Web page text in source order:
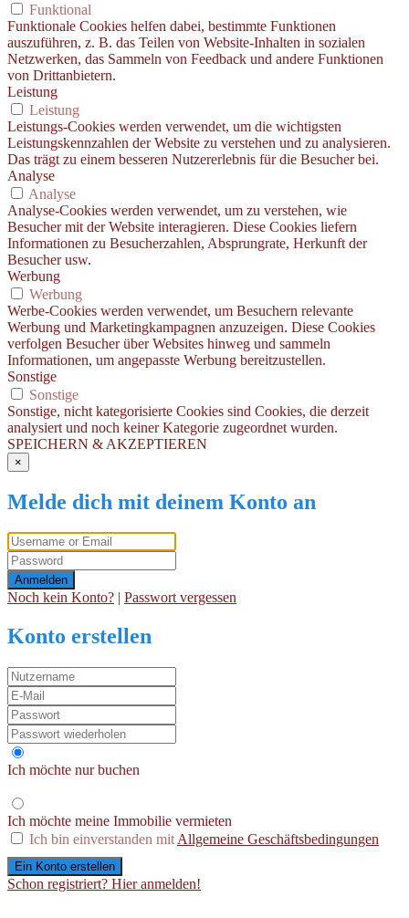
Funktional
Funktionale Cookies helfen dabei, bestimmte Funktionen
auszuführen, z. B. das Teilen von Website-Inhalten in sozialen
Netzwerken, das Sammeln von Feedback und andere Funktionen
von Drittanbietern.
Leistung
Leistung
Leistungs-Cookies werden verwendet, um die wichtigsten
Leistungskennzahlen der Website zu verstehen und zu analysieren.
Das trägt zu einem besseren Nutzererlebnis für die Besucher bei.
Analyse
Analyse
Analyse-Cookies werden verwendet, um zu verstehen, wie
Besucher mit der Website interagieren. Diese Cookies liefern
Informationen zu Besucherzahlen, Absprungrate, Herkunft der
Besucher usw.
Werbung
Werbung
Werbe-Cookies werden verwendet, um Besuchern relevante
Werbung und Marketingkampagnen anzuzeigen. Diese Cookies
verfolgen Besucher über Websites hinweg und sammeln
Informationen, um angepasste Werbung bereitzustellen.
Sonstige
Sonstige
Sonstige, nicht kategorisierte Cookies sind Cookies, die derzeit
analysiert und noch keiner Kategorie zugeordnet wurden.
SPEICHERN & AKZEPTIEREN
×
Melde dich mit deinem Konto an
Anmelden
Noch kein Konto? Passwort vergessen
Konto erstellen
Ich möchte nur buchen
Ich möchte meine Immobilie vermieten
Ich bin einverstanden mit Allgemeine Geschäftsbedingungen
Ein Konto erstellen
Schon registriert? Hier anmelden!